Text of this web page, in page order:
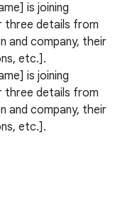
is joining
three details from
and company, their
etc.].
is joining
three details from
and company, their
etc.].